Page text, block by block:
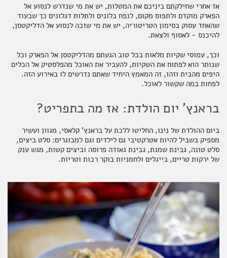
אז אחרי שחילקתם ביניכם את המטלות, יש את מי שנדרש לנסוע אל
הפארק מוקדם ולתפוס מקום, לנפח בלונים ולתלות דגלונים כך שבעוד
שהאחד עסוק בסימון הטריטוריה, יש את מי שזכה לנסוע אל הדליקטסן,
להיכנס - לאסוף ולצאת.
וכך, עמוסי שקיות מלאות בכל טוב הגעתם מהדליקטסן אל הפארק וכל
שנותר הוא לפתוח את השקיות, להעביר את האוכל מהפלסטיק אל הכלים
היפים מהבית וזהו, זה המאמץ היחיד שאתם נדרשים לו באירוע הזה.
לפחות במה שקשור לאוכל.
בראנץ' יום הולדת: אז מה בתפריט?
ביום ההולדת של נינו, החליטו ללכת על בראנץ' קלאסי, מגוון ועשיר
מספיק בשביל להיות אטרקטיבי גם לילדים וגם למבוגרים: סלט ביצים,
סלט טונה, גבינת שמנת, גבינת גאודה פרוסה וביצים קשות, מגש ענק
של ירקות טריים, בייגלים ולחמניות בוקר רכות וטריות.